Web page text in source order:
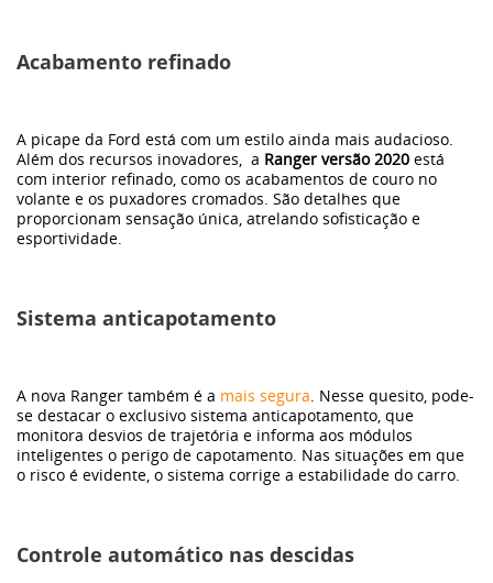
Acabamento refinado
A picape da Ford está com um estilo ainda mais audacioso.
Além dos recursos inovadores, a Ranger versão 2020 está
com interior refinado, como os acabamentos de couro no
volante e os puxadores cromados. São detalhes que
proporcionam sensação única, atrelando sofisticação e
esportividade.
Sistema anticapotamento
A nova Ranger também é a mais segura. Nesse quesito, pode-
se destacar o exclusivo sistema anticapotamento, que
monitora desvios de trajetória e informa aos módulos
inteligentes o perigo de capotamento. Nas situações em que
o risco é evidente, o sistema corrige a estabilidade do carro.
Controle automático nas descidas